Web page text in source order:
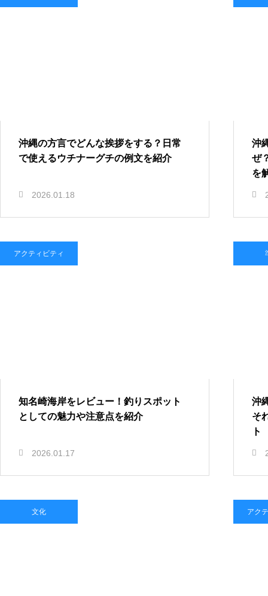
沖縄の方言でどんな挨拶をする？日常
で使えるウチナーグチの例文を紹介
2026.01.18
沖
ぜ
を
アクティビティ
知名崎海岸をレビュー！釣りスポット
としての魅力や注意点を紹介
2026.01.17
沖
そ
ト
文化 アク